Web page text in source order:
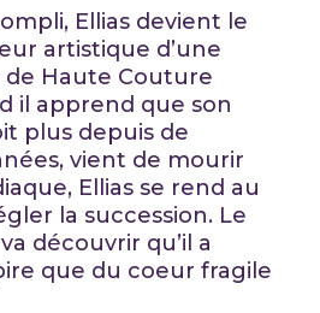
Ellias devient le
artistique d’une
Haute Couture
il apprend que son
plus depuis de
vient de mourir
Ellias se rend au
la succession. Le
découvrir qu’il a
que du coeur fragile